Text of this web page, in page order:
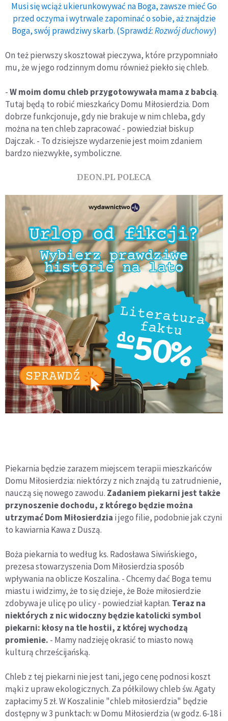
Musi się wciąż ukierunkowywać na Boga, zawsze mieć Go
przed oczyma i wytrwale zapominać o sobie, aż znajdzie
Boga, swój prawdziwy skarb. (Sprawdź:Rozwój duchowy)
On też pierwszy skosztował pieczywa, które przypomniało
mu, że w jego rodzinnym domu również piekło się chleb.
-W moim domu chleb przygotowywała mama z babcią.
Tutaj będą to robić mieszkańcy Domu Miłosierdzia. Dom
dobrze funkcjonuje, gdy nie brakuje w nim chleba, gdy
można na ten chleb zapracować - powiedział biskup
Dajczak. - To dzisiejsze wydarzenie jest moim zdaniem
bardzo niezwykłe, symboliczne.
DEON.PL POLECA
Piekarnia będzie zarazem miejscem terapii mieszkańców
Domu Miłosierdzia: niektórzy z nich znajdą tu zatrudnienie,
nauczą się nowego zawodu. Zadaniem piekarni jest także
przynoszenie dochodu, z którego będzie można
utrzymać Dom Miłosierdzia i jego filie, podobnie jak czyni
to kawiarnia Kawa z Duszą.
Boża piekarnia to według ks. Radosława Siwińskiego,
prezesa stowarzyszenia Dom Miłosierdzia sposób
wpływania na oblicze Koszalina. - Chcemy dać Boga temu
miastu i widzimy, że to się dzieje, że Boże miłosierdzie
zdobywa je ulicę po ulicy - powiedział kapłan. Teraz na
niektórych z nic widoczny będzie katolicki symbol
piekarni: kłosy na tle hostii, z której wychodzą
promienie. - Mamy nadzieję okrasić to miasto nową
kulturą chrześcijańską.
Chleb z tej piekarni nie jest tani, jego cenę podnosi koszt
mąki z upraw ekologicznych. Za półkilowy chleb św. Agaty
zapłacimy 5 zł. W Koszalinie "chleb miłosierdzia" będzie
dostępny w 3 punktach: w Domu Miłosierdzia (w godz. 6-18 i